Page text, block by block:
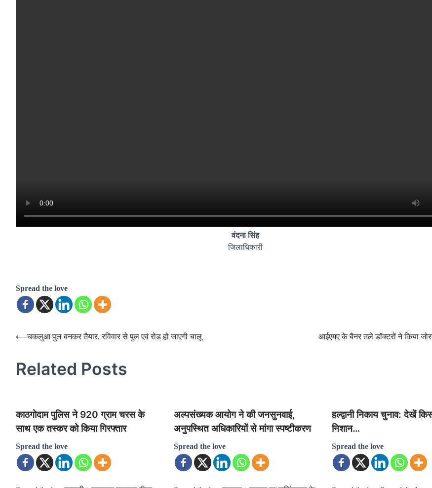
वंदना सिंह
जिलाधिकारी
Spread the love
Post
⟵चकलुआ पुल बनकर तैयार, रविवार से पुल एवं रोड हो जाएगी चालू आईएमए के बैनर तले डॉक्टरों ने किया
Related Posts
काठगोदाम पुलिस ने 920 ग्राम चरस के
साथ एक तस्कर को किया गिरफ्तार
Spread the love
अल्पसंख्यक आयोग ने की जनसुनवाई,
अनुपस्थित अधिकारियों से मांगा स्पष्टीकरण
Spread the love
हल्द्वानी निकाय चुनाव: देखें
निशान…
Spread the love